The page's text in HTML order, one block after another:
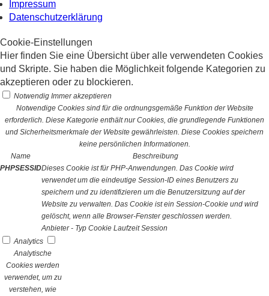
Impressum
Datenschutzerklärung
Cookie-Einstellungen
Hier finden Sie eine Übersicht über alle verwendeten Cookies
und Skripte. Sie haben die Möglichkeit folgende Kategorien zu
akzeptieren oder zu blockieren.
Notwendig Immer akzeptieren
Notwendige Cookies sind für die ordnungsgemäße Funktion der Website
erforderlich. Diese Kategorie enthält nur Cookies, die grundlegende Funktionen
und Sicherheitsmerkmale der Website gewährleisten. Diese Cookies speichern
keine persönlichen Informationen.
Name
Beschreibung
PHPSESSIDDieses Cookie ist für PHP-Anwendungen. Das Cookie wird
verwendet um die eindeutige Session-ID eines Benutzers zu
speichern und zu identifizieren um die Benutzersitzung auf der
Website zu verwalten. Das Cookie ist ein Session-Cookie und wird
gelöscht, wenn alle Browser-Fenster geschlossen werden.
Anbieter - Typ Cookie Laufzeit Session
Analytics
Analytische
Cookies werden
verwendet, um zu
verstehen, wie